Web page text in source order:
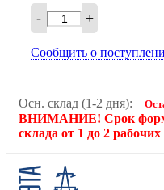
- +
Сообщить о
Осн. склад (1-2 дня):
ВНИМАНИЕ! Срок
склада от 1 до 2 рабочих